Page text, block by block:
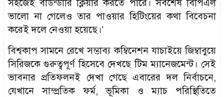
সহজেই বাউন্ডারি ক্লিয়ার করতে পারে। সবশেষ বিপিএল
ভালো না গেলেও তার পাওয়ার হিটিংয়ের কথা বিবেচনা
করেই দলে নেওয়া হয়েছে।’
বিশ্বকাপ সামনে রেখে সম্ভাব্য কম্বিনেশন যাচাইয়ে জিম্বাবুয়ে
সিরিজকে গুরুত্বপূর্ণ হিসেবে দেখছে টিম ম্যানেজমেন্ট। সেই
ভাবনার প্রতিফলনই দেখা গেছে এবারের দল নির্বাচনে,
যেখানে সাম্প্রতিক ফর্ম, ভূমিকা ও ম্যাচ পরিস্থিতিতে